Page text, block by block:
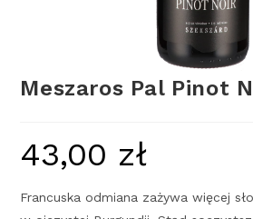
Meszaros Pal Pinot
43,00 zł
Francuska odmiana zażywa więcej